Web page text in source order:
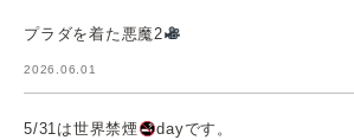
プラダを着た悪魔2
2026.06.01
5/31は世界禁煙 dayです。